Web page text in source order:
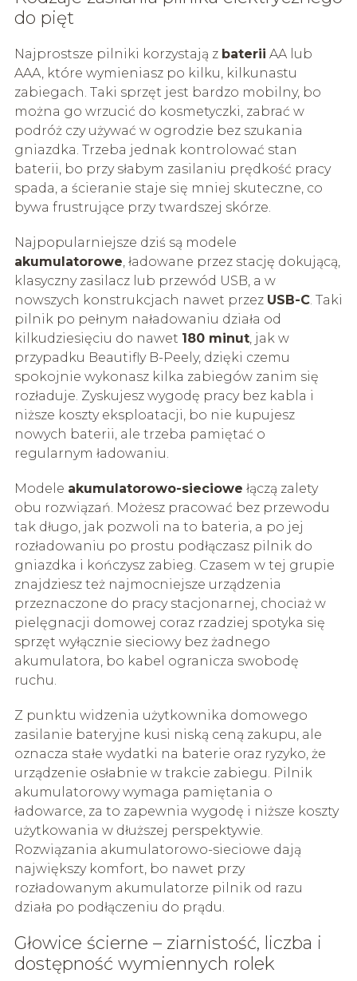
do pięt
Najprostsze pilniki korzystają z baterii AA lub
AAA, które wymieniasz po kilku, kilkunastu
zabiegach. Taki sprzęt jest bardzo mobilny, bo
można go wrzucić do kosmetyczki, zabrać w
podróż czy używać w ogrodzie bez szukania
gniazdka. Trzeba jednak kontrolować stan
baterii, bo przy słabym zasilaniu prędkość pracy
spada, a ścieranie staje się mniej skuteczne, co
bywa frustrujące przy twardszej skórze.
Najpopularniejsze dziś są modele
akumulatorowe , ładowane przez stację dokującą,
klasyczny zasilacz lub przewód USB, a w
nowszych konstrukcjach nawet przez USB-C. Taki
pilnik po pełnym naładowaniu działa od
kilkudziesięciu do nawet 180 minut, jak w
przypadku Beautifly B-Peely, dzięki czemu
spokojnie wykonasz kilka zabiegów zanim się
rozładuje. Zyskujesz wygodę pracy bez kabla i
niższe koszty eksploatacji, bo nie kupujesz
nowych baterii, ale trzeba pamiętać o
regularnym ładowaniu.
Modele akumulatorowo-sieciowe łączą zalety
obu rozwiązań. Możesz pracować bez przewodu
tak długo, jak pozwoli na to bateria, a po jej
rozładowaniu po prostu podłączasz pilnik do
gniazdka i kończysz zabieg. Czasem w tej grupie
znajdziesz też najmocniejsze urządzenia
przeznaczone do pracy stacjonarnej, chociaż w
pielęgnacji domowej coraz rzadziej spotyka się
sprzęt wyłącznie sieciowy bez żadnego
akumulatora, bo kabel ogranicza swobodę
ruchu.
Z punktu widzenia użytkownika domowego
zasilanie bateryjne kusi niską ceną zakupu, ale
oznacza stałe wydatki na baterie oraz ryzyko, że
urządzenie osłabnie w trakcie zabiegu. Pilnik
akumulatorowy wymaga pamiętania o
ładowarce, za to zapewnia wygodę i niższe koszty
użytkowania w dłuższej perspektywie.
Rozwiązania akumulatorowo-sieciowe dają
największy komfort, bo nawet przy
rozładowanym akumulatorze pilnik od razu
działa po podłączeniu do prądu.
Głowice ścierne – ziarnistość, liczba i
dostępność wymiennych rolek